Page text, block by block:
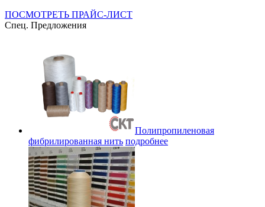
ПОСМОТРЕТЬ ПРАЙС-ЛИСТ
Спец. Предложения
Полипропиленовая
фибрилированная нить подробнее